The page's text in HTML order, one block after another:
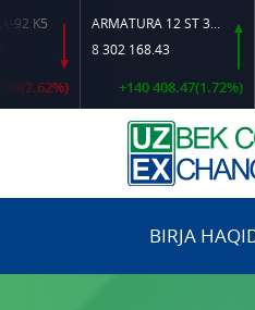
ARMATURA 12 ST 35 GS O‘LCHAMLI
8 302 168.43
+140 408.47(1.72%)
16
BIRJA